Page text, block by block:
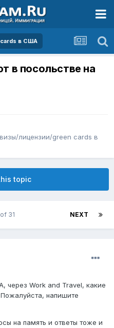
cards в США
в посольстве на
лицензии/green cards в
topic
NEXT
31
Work and Travel, какие
напишите
на память и ответы тоже и